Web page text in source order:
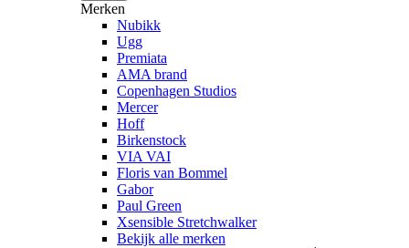
Merken
Nubikk
Ugg
Premiata
AMA brand
Copenhagen Studios
Mercer
Hoff
Birkenstock
VIA VAI
Floris van Bommel
Gabor
Paul Green
Xsensible Stretchwalker
Bekijk alle merken